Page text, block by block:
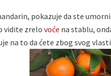
pokazuje da ste
vidite zrelo voće na stablu,
na to da ćete zbog svog